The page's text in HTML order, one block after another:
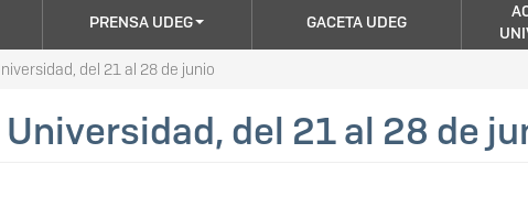
PRENSA UDEG GACETA UDEG
del 21 al 28 de junio
del 21 al 28 de